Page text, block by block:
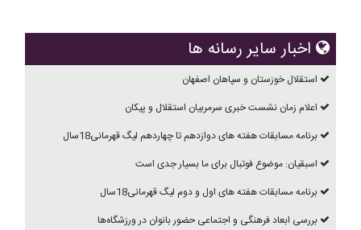
اخبار سایر رسانه ها
استقلال خوزستان و سپاهان اصفهان
اعلام زمان نشست خبری سرمربیان استقلال و پیکان
برنامه مسابقات هفته های دوازدهم تا چهاردهم ليگ قهرمانی18سال
اسبقیان: موضوع فوتبال برای ما بسیار جدی است
برنامه مسابقات هفته های اول و دوم ليگ قهرمانی18سال
بررسی ابعاد فرهنگی و اجتماعی حضور بانوان در ورزشگاه‌ها